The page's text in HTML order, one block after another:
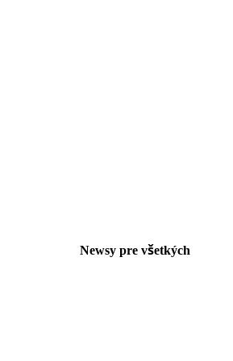
Newsy pre všetkých